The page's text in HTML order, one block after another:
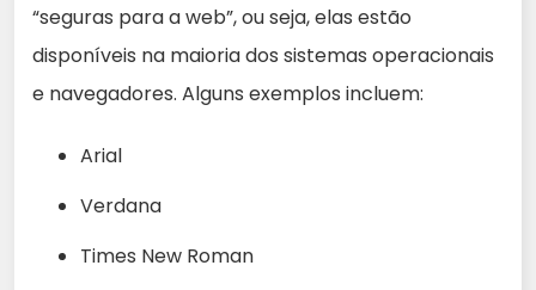
“seguras para a web”, ou seja, elas estão
disponíveis na maioria dos sistemas operacionais
e navegadores. Alguns exemplos incluem:
Arial
Verdana
Times New Roman